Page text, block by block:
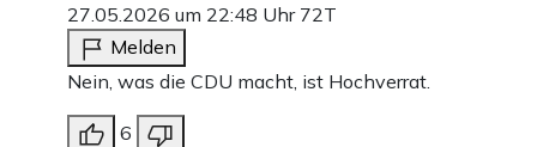
27.05.2026 um 22:48 Uhr 72T
Melden
Nein, was die CDU macht, ist Hochverrat.
6